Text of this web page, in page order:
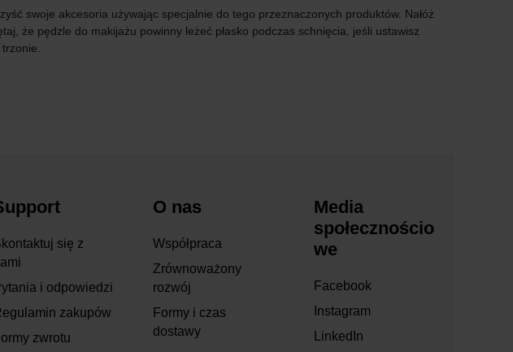
swoje akcesoria używając specjalnie do tego przeznaczonych produktów. Nałóż
że pędzle do makijażu powinny leżeć płasko podczas schnięcia, jeśli ustawisz
się z
i odpowiedzi
zakupów
zwrotu
O nas
Współpraca
Zrównoważony
rozwój
Formy i czas
dostawy
Media
społecznościo
we
Facebook
Instagram
LinkedIn